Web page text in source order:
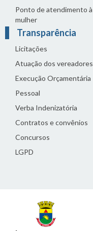
Ponto de atendimento à
mulher
Transparência
Licitações
Atuação dos vereadores
Execução Orçamentária
Pessoal
Verba Indenizatória
Contratos e convênios
Concursos
LGPD